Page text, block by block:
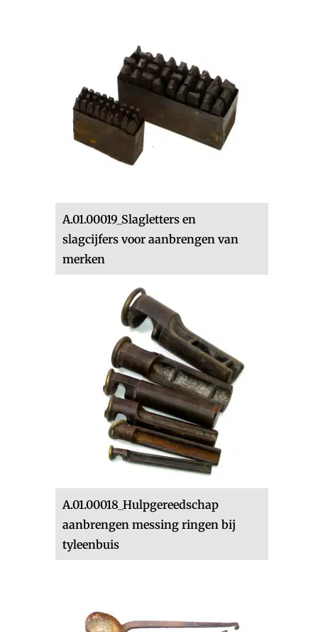
A.01.00019_Slagletters en
slagcijfers voor aanbrengen van
merken
A.01.00018_Hulpgereedschap
aanbrengen messing ringen bij
tyleenbuis